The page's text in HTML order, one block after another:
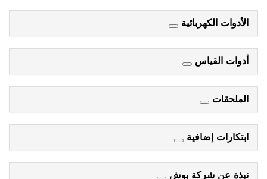
الأدوات الكهربائية
أدوات القياس
الملحقات
ابتكارات إضافية
نبذة عن شركة بوش